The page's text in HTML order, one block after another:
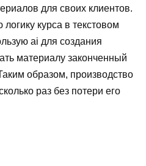
для своих клиентов.
курса в текстовом
ai для создания
материалу законченный
образом, производство
раз без потери его